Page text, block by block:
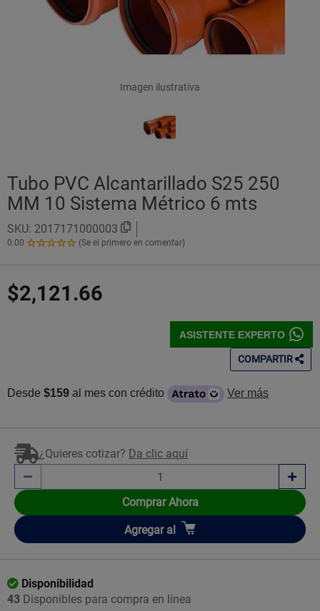
Imagen ilustrativa
Tubo PVC Alcantarillado S25 250
MM 10 Sistema Métrico 6 mts
SKU: 2017171000003
0.00
0.00
Estrellas!
(Se el primero en comentar)
$2,121.66
ASISTENTE EXPERTO
COMPARTIR
Desde $159 al mes con crédito Ver más
¿Quieres cotizar? Da clic aquí
Comprar Ahora
Añadir
Agregar al
Disponibilidad
43 Disponibles para compra en línea